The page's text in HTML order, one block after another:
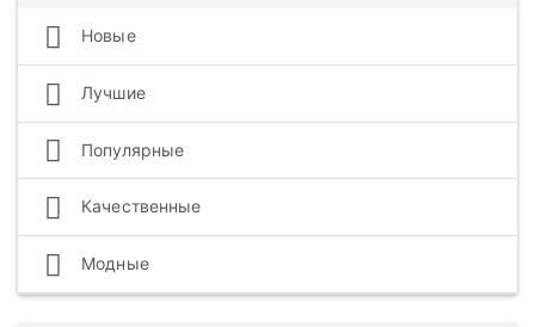
Новые
Лучшие
Популярные
Качественные
Модные